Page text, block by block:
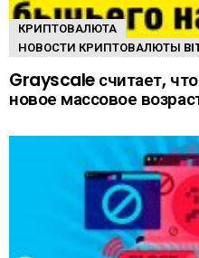
КРИПТОВАЛЮТА
НОВОСТИ КРИПТОВАЛЮТЫ
Grayscale считает,
новое массовое